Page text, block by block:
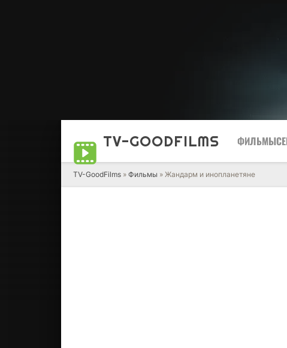
TV-GOODFILMS ФИЛЬМЫ
TV-GoodFilms » Фильмы » Жандарм и инопланетяне